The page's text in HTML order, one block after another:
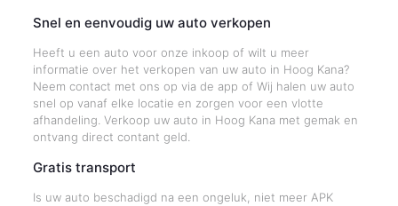
Snel en eenvoudig uw auto verkopen
Heeft u een auto voor onze inkoop of wilt u meer
informatie over het verkopen van uw auto in Hoog Kana?
Neem contact met ons op via de app of Wij halen uw auto
snel op vanaf elke locatie en zorgen voor een vlotte
afhandeling. Verkoop uw auto in Hoog Kana met gemak en
ontvang direct contant geld.
Gratis transport
Is uw auto beschadigd na een ongeluk, niet meer APK